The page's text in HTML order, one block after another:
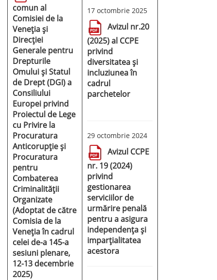
comun al
Comisiei de la
Veneția și
Direcției
Generale pentru
Drepturile
Omului și Statul
de Drept (DGI) a
Consiliului
Europei privind
Proiectul de Lege
cu Privire la
Procuratura
Anticorupție și
Procuratura
pentru
Combaterea
Criminalității
Organizate
(Adoptat de către
Comisia de la
Veneția în cadrul
celei de-a 145-a
sesiuni plenare,
12-13 decembrie
2025)
17 octombrie 2025
Avizul nr.20
(2025) al CCPE
privind
diversitatea și
incluziunea în
cadrul
parchetelor
29 octombrie 2024
Avizul CCPE
nr. 19 (2024)
privind
gestionarea
serviciilor de
urmărire penală
pentru a asigura
independența și
imparțialitatea
acestora